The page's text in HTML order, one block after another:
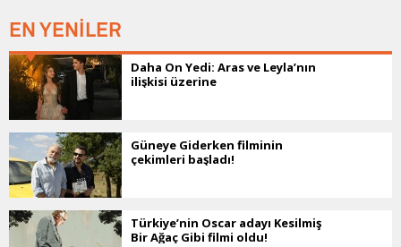
EN YENİLER
Daha On Yedi: Aras ve Leyla’nın
ilişkisi üzerine
Güneye Giderken filminin
çekimleri başladı!
Türkiye’nin Oscar adayı Kesilmiş
Bir Ağaç Gibi filmi oldu!